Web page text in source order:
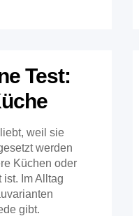
Test:
weil sie
werden
Küchen oder
Im Alltag
gibt.